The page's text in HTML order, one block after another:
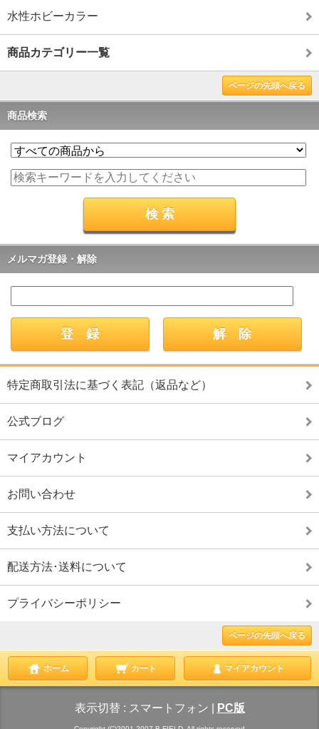
水性ホビーカラー
商品カテゴリー一覧
ページの先頭へ戻る
商品検索
メルマガ登録・解除
特定商取引法に基づく表記（返品など）
公式ブログ
マイアカウント
お問い合わせ
支払い方法について
配送方法･送料について
プライバシーポリシー
ページの先頭へ戻る
ホーム カート マイアカウント
表示切替 : スマートフォン PC版